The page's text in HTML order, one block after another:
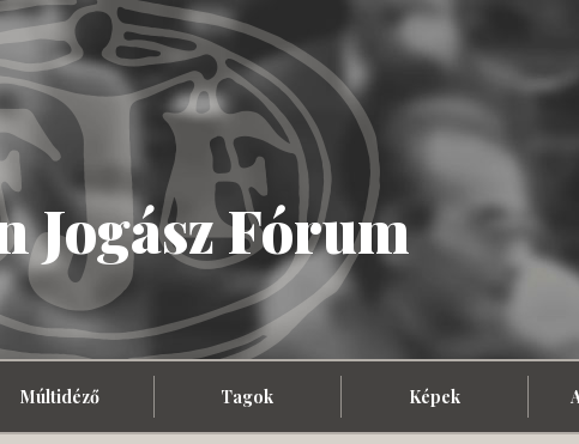
Jogász Fórum
Múltidéző Tagok Képek